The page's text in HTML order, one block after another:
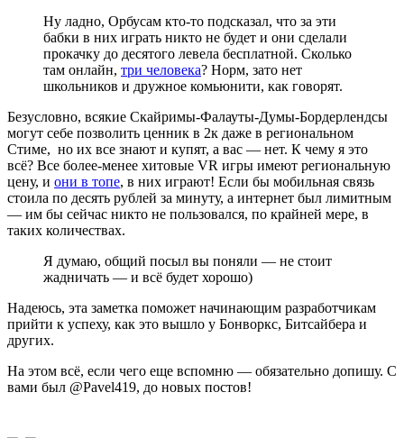
Ну ладно, Орбусам кто-то подсказал, что за эти
бабки в них играть никто не будет и они сделали
прокачку до десятого левела бесплатной. Сколько
там онлайн, три человека? Норм, зато нет
школьников и дружное комьюнити, как говорят.
Безусловно, всякие Скайримы-Фалауты-Думы-Бордерлендсы
могут себе позволить ценник в 2к даже в региональном
Стиме, но их все знают и купят, а вас — нет. К чему я это
всё? Все более-менее хитовые VR игры имеют региональную
цену, и они в топе, в них играют! Если бы мобильная связь
стоила по десять рублей за минуту, а интернет был лимитным
— им бы сейчас никто не пользовался, по крайней мере, в
таких количествах.
Я думаю, общий посыл вы поняли — не стоит
жадничать — и всё будет хорошо)
Надеюсь, эта заметка поможет начинающим разработчикам
прийти к успеху, как это вышло у Бонворкс, Битсайбера и
других.
На этом всё, если чего еще вспомню — обязательно допишу. С
вами был @Pavel419, до новых постов!